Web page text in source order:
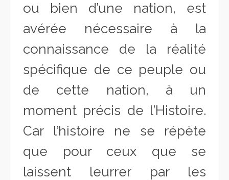
ou bien d’une nation, est
avérée nécessaire à la
connaissance de la réalité
spécifique de ce peuple ou
de cette nation, à un
moment précis de l’Histoire.
Car l’histoire ne se répète
que pour ceux que se
laissent leurrer par les